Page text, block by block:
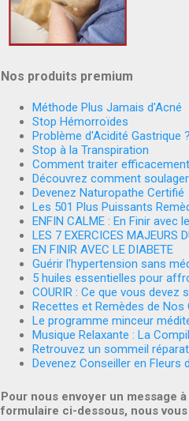
Nos produits premium
Méthode Plus Jamais d'Acné
Stop Hémorroïdes
Problème d'Acidité Gastrique
Stop à la Transpiration
Comment traiter
Découvrez comment
Devenez Naturopathe Certifié
Les 501 Plus Puissants
ENFIN CALME : En Finir avec
LES 7 EXERCICES MAJEURS
EN FINIR AVEC LE DIABETE
Guérir l'hypertension sans
5 huiles essentielles pour
COURIR : Ce que vous devez
Recettes et Remèdes de Nos
Le programme minceur
Musique Relaxante : La
Retrouvez un sommeil
Devenez Conseiller en Fleurs
Pour nous envoyer un message à
formulaire ci-dessous, nous